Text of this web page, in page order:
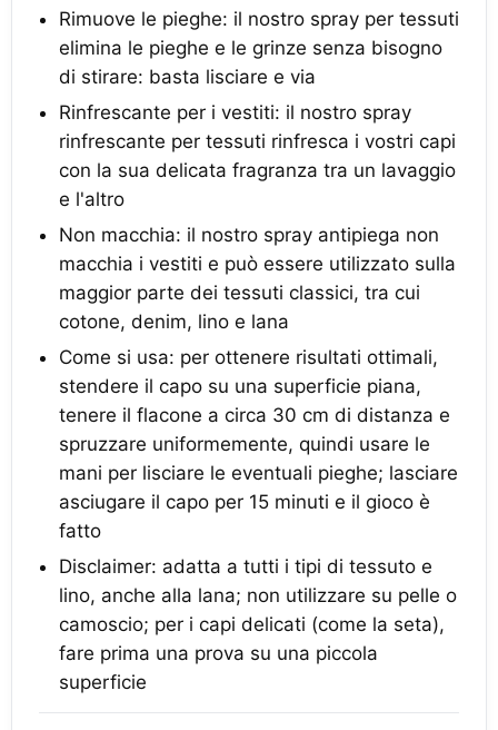
Rimuove le pieghe: il nostro spray per tessuti
elimina le pieghe e le grinze senza bisogno
di stirare: basta lisciare e via
Rinfrescante per i vestiti: il nostro spray
rinfrescante per tessuti rinfresca i vostri capi
con la sua delicata fragranza tra un lavaggio
e l'altro
Non macchia: il nostro spray antipiega non
macchia i vestiti e può essere utilizzato sulla
maggior parte dei tessuti classici, tra cui
cotone, denim, lino e lana
Come si usa: per ottenere risultati ottimali,
stendere il capo su una superficie piana,
tenere il flacone a circa 30 cm di distanza e
spruzzare uniformemente, quindi usare le
mani per lisciare le eventuali pieghe; lasciare
asciugare il capo per 15 minuti e il gioco è
fatto
Disclaimer: adatta a tutti i tipi di tessuto e
lino, anche alla lana; non utilizzare su pelle o
camoscio; per i capi delicati (come la seta),
fare prima una prova su una piccola
superficie